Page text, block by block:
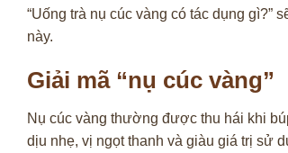
“Uống trà nụ cúc vàng có tác dụng
này.
Giải mã “nụ cúc vàng”
Nụ cúc vàng thường được thu hái khi
dịu nhẹ, vị ngọt thanh và giàu giá trị sử